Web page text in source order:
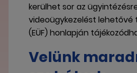
kerülhet sor az
videoügykezelést lehetővé
(EÜF) honlapján
Velünk